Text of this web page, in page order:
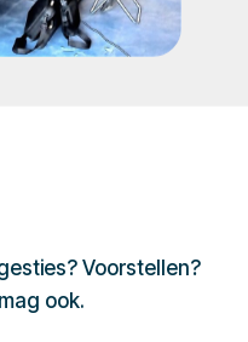
Voorstellen?
ook.